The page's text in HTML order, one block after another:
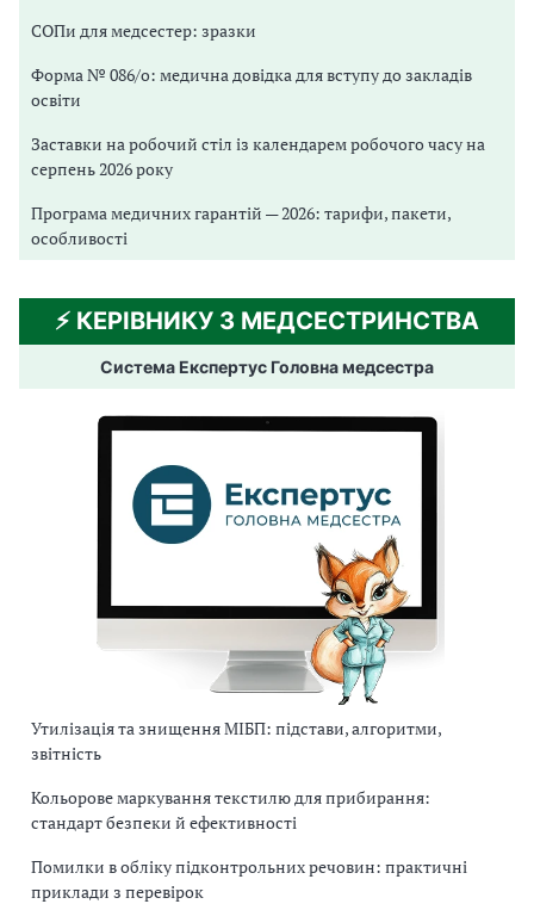
СОПи для медсестер: зразки
Форма № 086/о: медична довідка для вступу до закладів
освіти
Заставки на робочий стіл із календарем робочого часу на
серпень 2026 року
Програма медичних гарантій — 2026: тарифи, пакети,
особливості
⚡️ КЕРІВНИКУ З МЕДСЕСТРИНСТВА
Система Експертус Головна медсестра
Утилізація та знищення МІБП: підстави, алгоритми,
звітність
Кольорове маркування текстилю для прибирання:
стандарт безпеки й ефективності
Помилки в обліку підконтрольних речовин: практичні
приклади з перевірок